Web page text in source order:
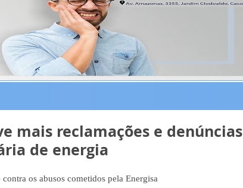
mais reclamações e denúncias
de energia
os abusos cometidos pela Energisa